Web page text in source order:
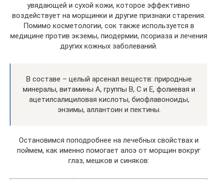
увядающей и сухой кожи, которое эффективно
воздействует на морщинки и другие признаки старения.
Помимо косметологии, сок также используется в
медицине против экземы, пиодермии, псориаза и лечения
других кожных заболеваний.
В составе – целый арсенал веществ: природные
минералы, витамины A, группы B, C и E, фолиевая и
ацетилсалициловая кислоты, биофлавоноиды,
энзимы, аллантоин и пектины.
Остановимся поподробнее на лечебных свойствах и
поймем, как именно помогает алоэ от морщин вокруг
глаз, мешков и синяков: